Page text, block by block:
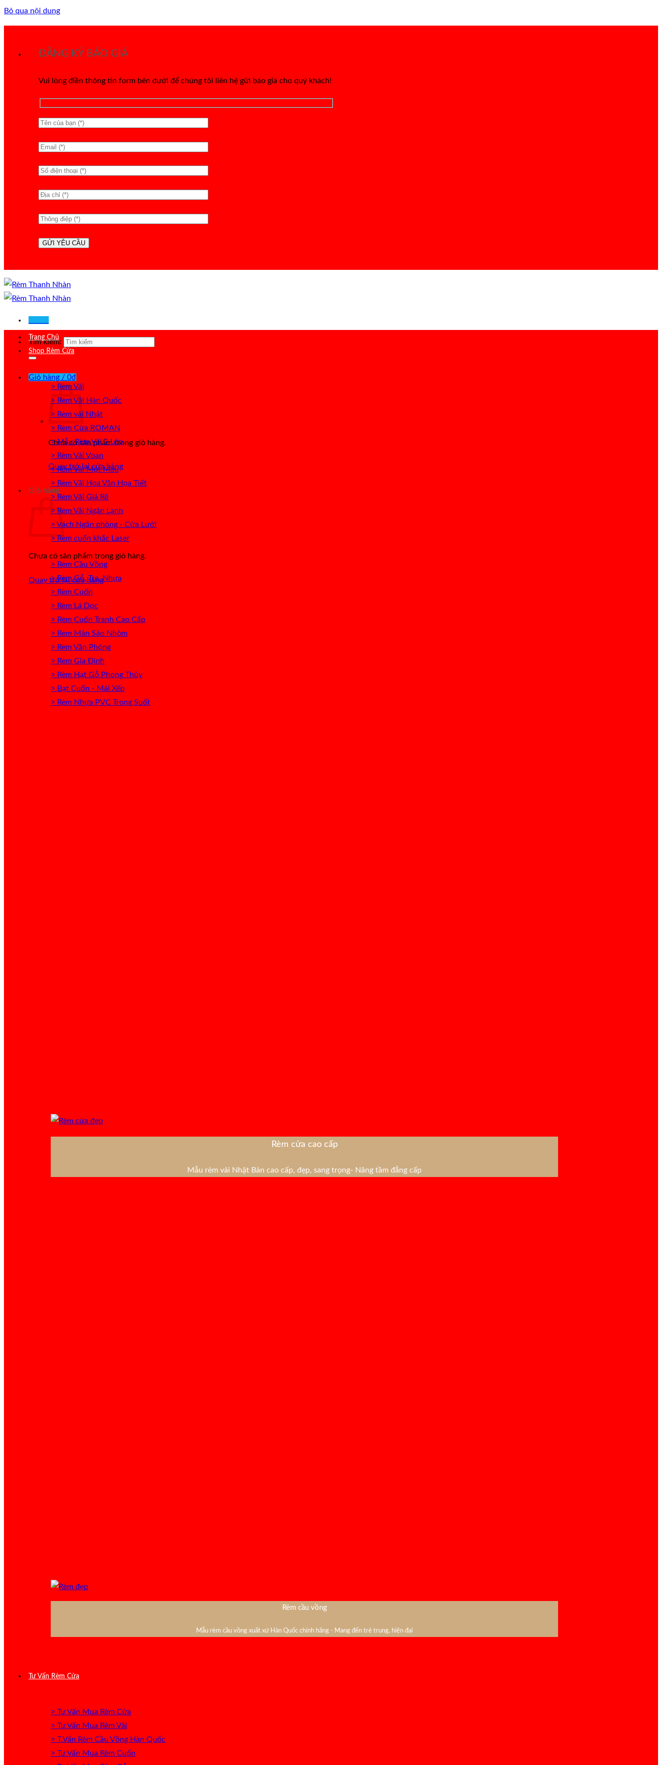
Bỏ qua nội dung
ĐĂNG KÝ BÁO GIÁ
Vui lòng điền thông tin form bên dưới để chúng tôi liên hệ gửi báo giá cho quý khách!
Tìm kiếm:
Giỏ hàng / 0₫
Chưa có sản phẩm trong giỏ hàng.
Quay trở lại cửa hàng
Giỏ hàng
Chưa có sản phẩm trong giỏ hàng.
Quay trở lại cửa hàng
Trang Chủ
Shop Rèm Cửa
> Rèm Vải
> Rèm Vải Hàn Quốc
> Rèm vải Nhật
> Rèm Cửa ROMAN
> Mẫu Rèm Vải 2 Lớp
> Rèm Vải Voan
> Rèm Vải Một Màu
> Rèm Vải Hoa Văn Họa Tiết
> Rèm Vải Giá Rẻ
> Rèm Vải Ngăn Lạnh
> Vách Ngăn phòng - Cửa Lưới
> Rèm cuốn khắc Laser
> Rèm Cầu Vồng
> Rèm Gỗ, Tre, Nhựa
> Rèm Cuốn
> Rèm Lá Dọc
> Rèm Cuốn Tranh Cao Cấp
> Rèm Màn Sáo Nhôm
> Rèm Văn Phòng
> Rèm Gia Đình
> Rèm Hạt Gỗ Phong Thủy
> Bạt Cuốn - Mái Xếp
> Rèm Nhựa PVC Trong Suốt
Rèm cửa cao cấp
Mẫu rèm vải Nhật Bản cao cấp, đẹp, sang trọng- Nâng tầm đẳng cấp
Rèm cầu vồng
Mẫu rèm cầu vồng xuất xứ Hàn Quốc chính hãng - Mang đến trẻ trung, hiện đại
Tư Vấn Rèm Cửa
> Tư Vấn Mua Rèm Cửa
> Tư Vấn Mua Rèm Vải
> T.Vấn Rèm Cầu Vồng Hàn Quốc
> Tư Vấn Mua Rèm Cuốn